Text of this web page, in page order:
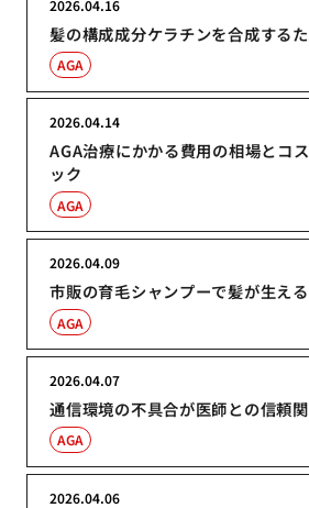
髪の構成成分ケラチンを合成する
2026.04.16
AGA
AGA治療にかかる費用の相場とコ
ック
2026.04.14
AGA
市販の育毛シャンプーで髪が生え
2026.04.09
AGA
通信環境の不具合が医師との信頼
2026.04.07
AGA
2026.04.06